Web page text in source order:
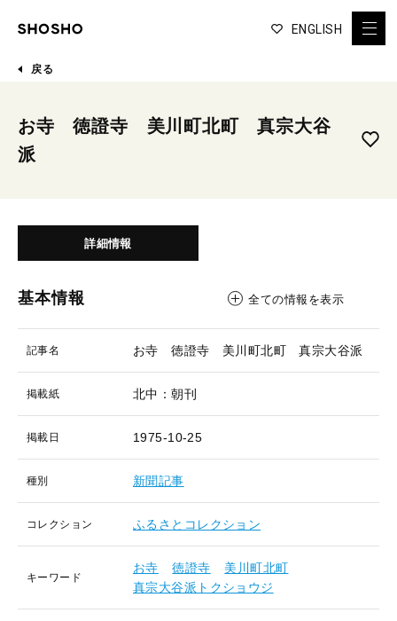
ENGLISH
戻る
お寺 徳證寺 美川町北町 真宗大谷
派
詳細情報
基本情報 全ての情報を表示
記事名 お寺 徳證寺 美川町北町 真宗大谷派
掲載紙 北中：朝刊
掲載日 1975-10-25
種別 新聞記事
コレクション ふるさとコレクション
キーワード
お寺 徳證寺
美川町北町
真宗大谷派トクショウジ